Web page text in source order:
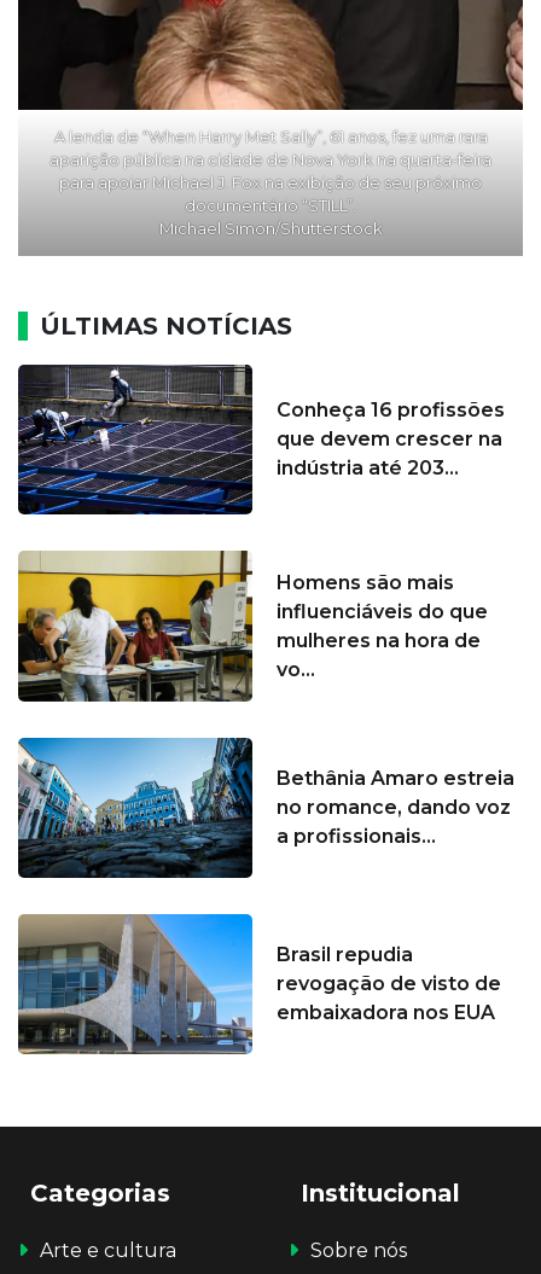
A lenda de “When Harry Met Sally”, 61 anos, fez uma rara
aparição pública na cidade de Nova York na quarta-feira
para apoiar Michael J. Fox na exibição de seu próximo
documentário “STILL”.
Michael Simon/Shutterstock
ÚLTIMAS NOTÍCIAS
Conheça 16 profissões
que devem crescer na
indústria até 203...
Homens são mais
influenciáveis do que
mulheres na hora de
vo...
Bethânia Amaro estreia
no romance, dando voz
a profissionais...
Brasil repudia
revogação de visto de
embaixadora nos EUA
Categorias
Arte e cultura
Institucional
Sobre nós